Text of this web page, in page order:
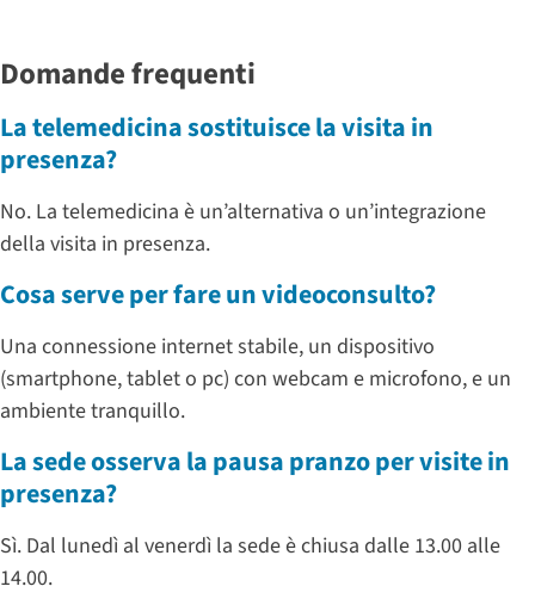
Domande frequenti
La telemedicina sostituisce la visita in
presenza?
No. La telemedicina è un’alternativa o un’integrazione
della visita in presenza.
Cosa serve per fare un videoconsulto?
Una connessione internet stabile, un dispositivo
(smartphone, tablet o pc) con webcam e microfono, e un
ambiente tranquillo.
La sede osserva la pausa pranzo per visite in
presenza?
Sì. Dal lunedì al venerdì la sede è chiusa dalle 13.00 alle
14.00.